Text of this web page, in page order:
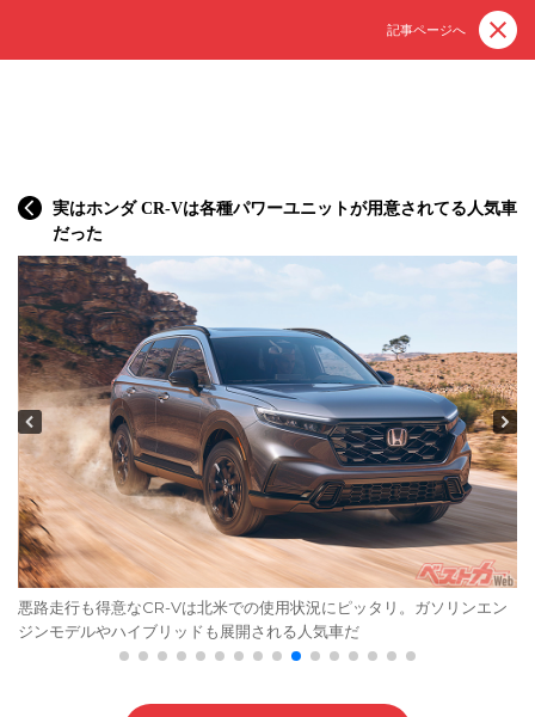
記事ページへ
実はホンダ CR-Vは各種パワーユニットが用意されてる人気車
だった
悪路走行も得意なCR-Vは北米での使用状況にピッタリ。ガソリンエン
ジンモデルやハイブリッドも展開される人気車だ